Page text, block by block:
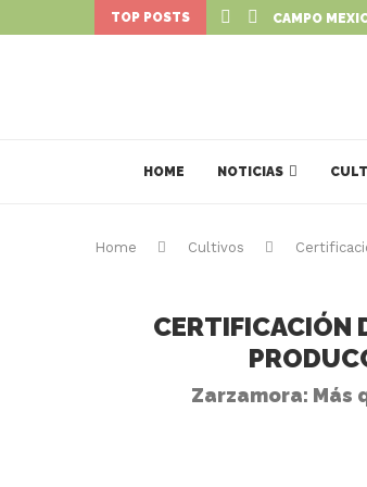
TOP POSTS
NUEVO PROGRAMA PARA IMPULSAR... CAMPO
HOME NOTICIAS
Home Cultivos
CERTIFICACIÓN
Zarzamora: Más